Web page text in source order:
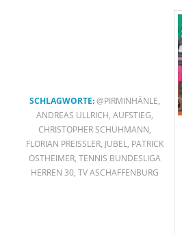
SCHLAGWORTE: @PIRMINHÄNLE
ANDREAS ULLRICH ,AUFSTIEG
CHRISTOPHER SCHUHMANN
FLORIAN PREISSLER
JUBEL
PATRICK
OSTHEIMER ,TENNIS BUNDESLIGA
HERREN 30 ,TV ASCHAFFENBURG